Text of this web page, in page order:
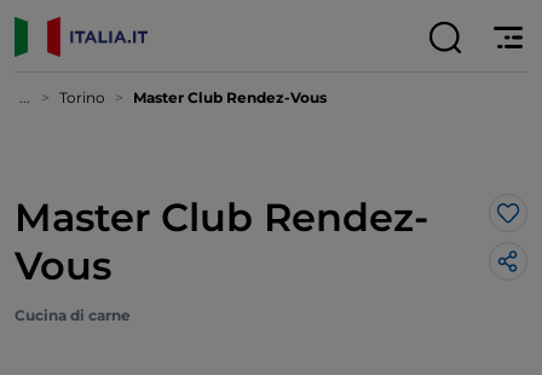
... Torino Master Club Rendez-Vous
Master Club Rendez-
Vous
Cucina di carne